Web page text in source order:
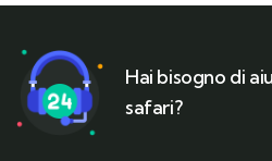
Hai bisogno di
safari?